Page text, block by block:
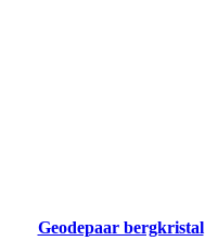
Geodepaar bergkristal